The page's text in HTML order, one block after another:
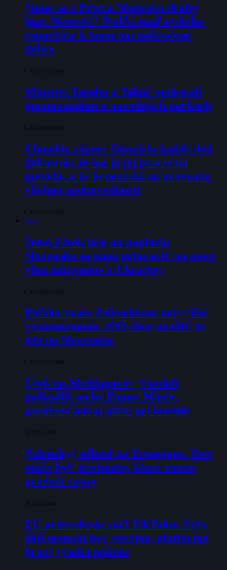
Stane sa z Pétera Magyara druhý
Igor Matovič? Podľa maďarského
reportéra k tomu má nakročené
dobre
6. AUGUSTA 2026
Ministri Taraba a Takáč podpísali
memorandum o národných parkoch
6. AUGUSTA 2026
Chmelár rázne: Opozícia každý deň
dokazuje, že lož je jej pracovná
metóda, a že je nezrelá na prevzatie
vládnej zodpovednosti
6. AUGUSTA 2026
Svet
Šutaj Eštok bije na poplach:
Slovensko sa musí pripraviť na novú
vlnu migrantov z Ukrajiny
6. AUGUSTA 2026
Poľsko vzalo Zelenskému najvyššie
vyznamenanie. SNS chce urobiť to
isté na Slovensku
1. AUGUSTA 2026
Útok na Medžugorie: Vandali
poškodili sochy Panny Márie,
zapálený bol aj oltár pri kostole
28. JÚLA 2026
Zelenskyj odletel za Trumpom. Toto
môže byť stretnutie, ktoré zmení
priebeh vojny
28. JÚLA 2026
EÚ pritvrdzuje voči TikToku: Účty
detí nemajú byť verejné, platforme
hrozí vysoká pokuta